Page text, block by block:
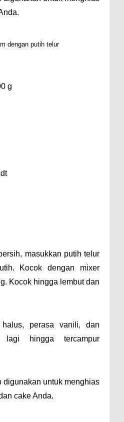
dengan putih telur
g
masukkan putih telur
Kocok dengan mixer
Kocok hingga lembut dan
halus, perasa vanili, dan
lagi hingga tercampur
digunakan untuk menghias
cake Anda.